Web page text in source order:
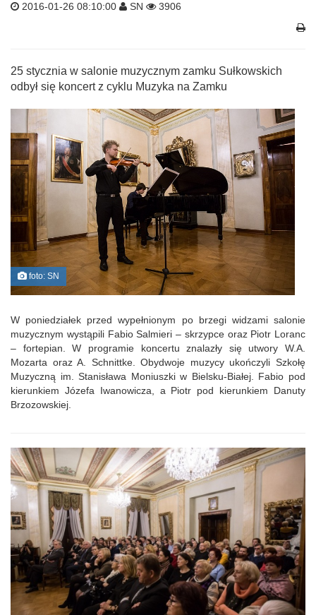
2016-01-26 08:10:00 SN 3906
25 stycznia w salonie muzycznym zamku Sułkowskich
odbył się koncert z cyklu Muzyka na Zamku
foto: SN
W poniedziałek przed wypełnionym po brzegi widzami salonie
muzycznym wystąpili Fabio Salmieri – skrzypce oraz Piotr Loranc
– fortepian. W programie koncertu znalazły się utwory W.A.
Mozarta oraz A. Schnittke. Obydwoje muzycy ukończyli Szkołę
Muzyczną im. Stanisława Moniuszki w Bielsku-Białej. Fabio pod
kierunkiem Józefa Iwanowicza, a Piotr pod kierunkiem Danuty
Brzozowskiej.